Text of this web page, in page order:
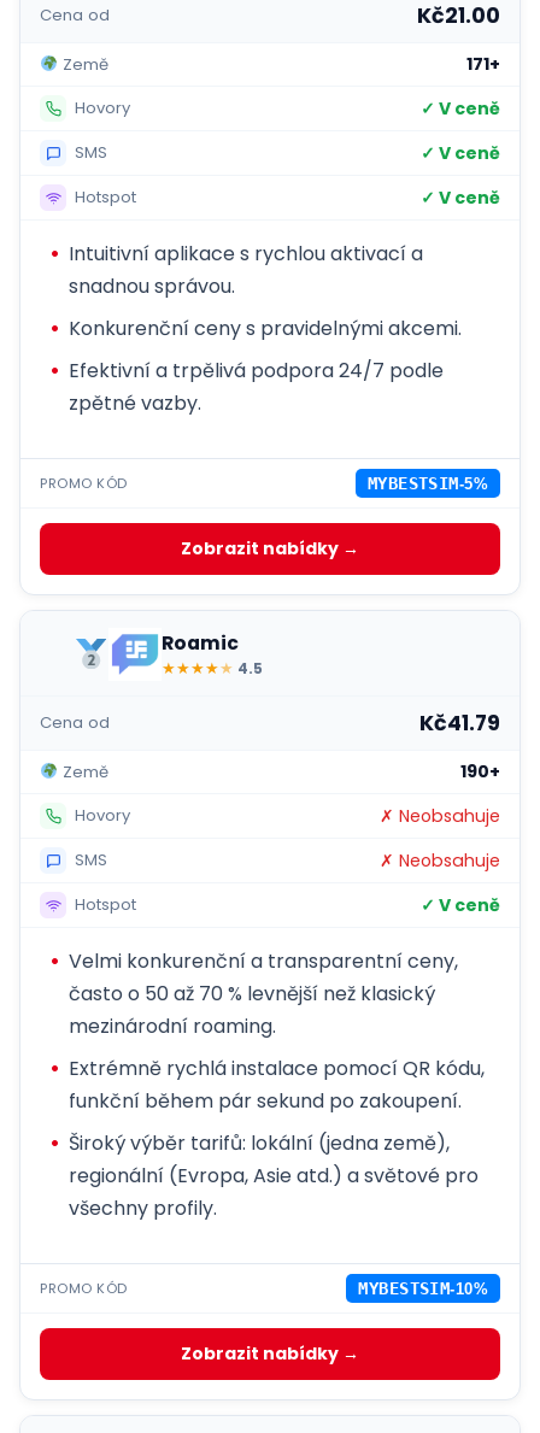
Cena od Kč21.00
Země 171+
Hovory ✓ V ceně
SMS ✓ V ceně
Hotspot ✓ V ceně
Intuitivní aplikace s rychlou aktivací a
snadnou správou.
Konkurenční ceny s pravidelnými akcemi.
Efektivní a trpělivá podpora 24/7 podle
zpětné vazby.
PROMO KÓD MYBESTSIM-5%
Zobrazit nabídky →
Roamic
★★★★★ 4.5
Cena od Kč41.79
Země 190+
Hovory ✗ Neobsahuje
SMS ✗ Neobsahuje
Hotspot ✓ V ceně
Velmi konkurenční a transparentní ceny,
často o 50 až 70 % levnější než klasický
mezinárodní roaming.
Extrémně rychlá instalace pomocí QR kódu,
funkční během pár sekund po zakoupení.
Široký výběr tarifů: lokální (jedna země),
regionální (Evropa, Asie atd.) a světové pro
všechny profily.
PROMO KÓD MYBESTSIM-10%
Zobrazit nabídky →